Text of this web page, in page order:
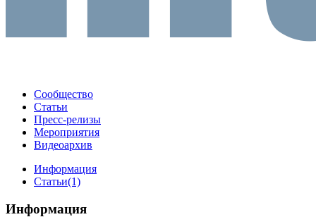
Сообщество
Статьи
Пресс-релизы
Мероприятия
Видеоархив
Информация
Статьи(1)
Информация